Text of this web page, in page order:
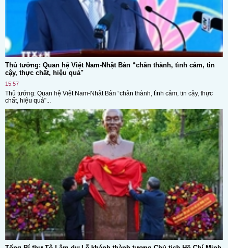
Thủ tướng: Quan hệ Việt Nam-Nhật Bản “chân thành, tình cảm, tin
cậy, thực chất, hiệu quả"
15:57
Thủ tướng: Quan hệ Việt Nam-Nhật Bản “chân thành, tình cảm, tin cậy, thực
chất, hiệu quả"...